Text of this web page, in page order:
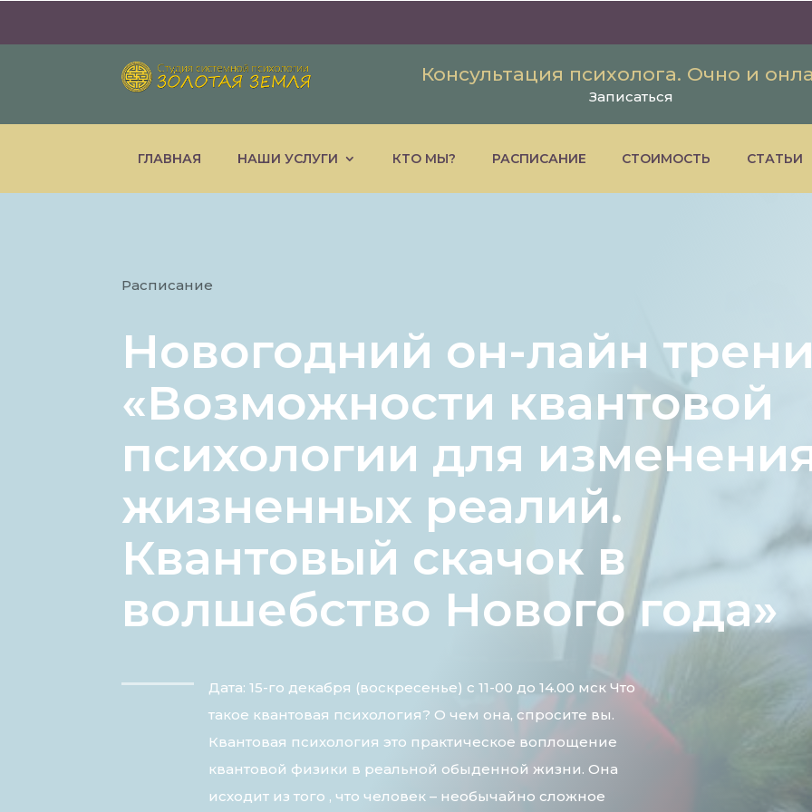
Консультация психолога. Очно и
Записаться
ГЛАВНАЯ НАШИ УСЛУГИ КТО МЫ? РАСПИСАНИЕ СТОИМОСТЬ СТАТЬИ
Расписание
Новогодний он-лайн
«Возможности квантовой
психологии для
жизненных реалий.
Квантовый скачок в
волшебство Нового года»
Дата: 15-го декабря (воскресенье) с 11-00 до 14.00 мск Что
такое квантовая психология? О чем она, спросите вы.
Квантовая психология это практическое воплощение
квантовой физики в реальной обыденной жизни. Она
исходит из того , что человек – необычайно сложное